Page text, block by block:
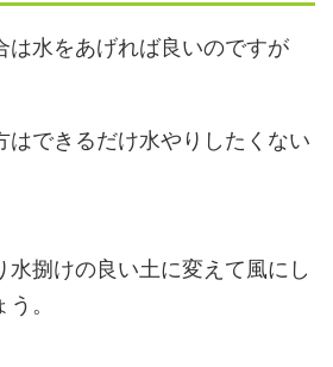
は水をあげれば良いのですが
はできるだけ水やりしたくない
水捌けの良い土に変えて風にし
。